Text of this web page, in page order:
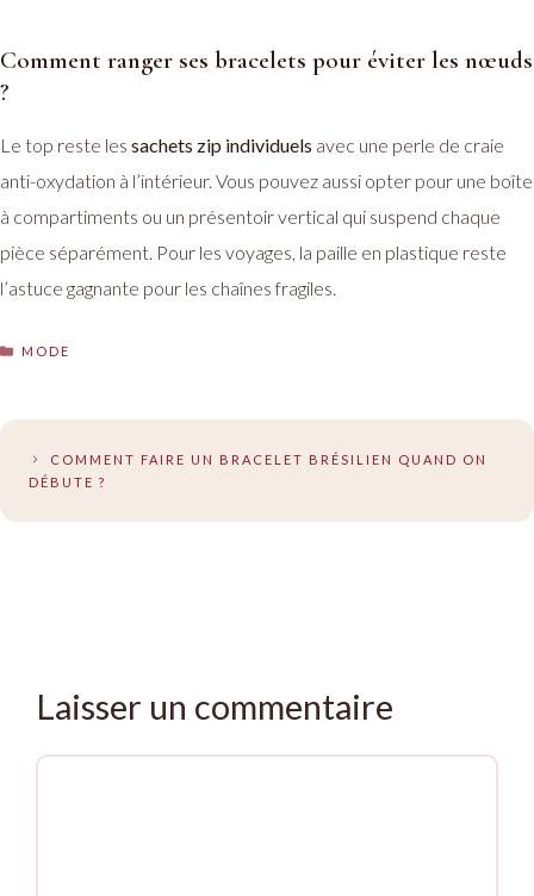
Comment ranger ses bracelets pour éviter les nœuds
?
Le top reste les sachets zip individuels avec une perle de craie
anti-oxydation à l’intérieur. Vous pouvez aussi opter pour une boîte
à compartiments ou un présentoir vertical qui suspend chaque
pièce séparément. Pour les voyages, la paille en plastique reste
l’astuce gagnante pour les chaînes fragiles.
CATÉGORIES
MODE
COMMENT FAIRE UN BRACELET BRÉSILIEN QUAND ON
DÉBUTE ?
Laisser un commentaire
Commentaire